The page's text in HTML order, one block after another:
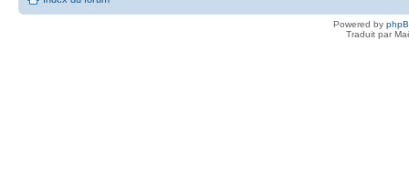
Powered by
Traduit par